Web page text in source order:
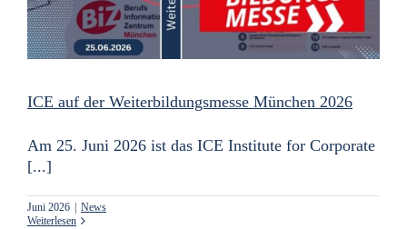
ICE auf der Weiterbildungsmesse München 2026
Am 25. Juni 2026 ist das ICE Institute for Corporate
[...]
Juni 2026
News
Weiterlesen